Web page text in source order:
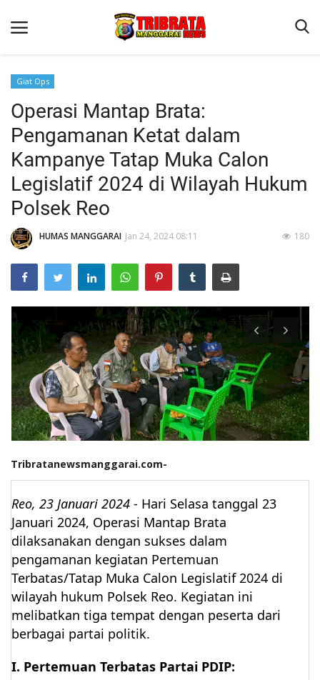
Beranda
Binkam
Kapolres Manggarai Imbau Masyarakat Waspada Cuaca
Kapolres Manggarai Imbau Masyarakat Waspada Cuaca
Reskrim
Lantas
Giat Ops
Polisi Kita
Mitra Polisi
Giat Ops
Operasi Mantap Brata:
Pengamanan Ketat dalam
Kampanye Tatap Muka Calon
Legislatif 2024 di Wilayah Hukum
Polsek Reo
HUMAS MANGGARAI Jan 24, 2024 08:11 180
Tribratanewsmanggarai.com-
Reo, 23 Januari 2024 - Hari Selasa tanggal 23
Januari 2024, Operasi Mantap Brata
dilaksanakan dengan sukses dalam
pengamanan kegiatan Pertemuan
Terbatas/Tatap Muka Calon Legislatif 2024 di
wilayah hukum Polsek Reo. Kegiatan ini
melibatkan tiga tempat dengan peserta dari
berbagai partai politik.
I. Pertemuan Terbatas Partai PDIP: